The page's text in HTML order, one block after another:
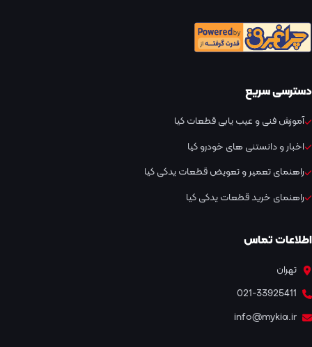
دسترسی سریع
آموزش فنی و عیب یابی قطعات کیا
اخبار و دانستنی های خودرو کیا
راهنمای تعمیر و تعویض قطعات یدکی کیا
راهنمای خرید قطعات یدکی کیا
اطلاعات تماس
تهران
021-33925411
info@mykia.ir